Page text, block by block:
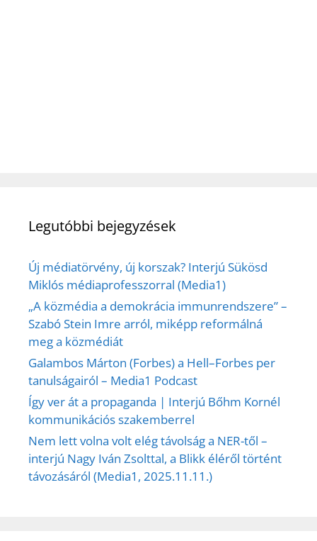
Legutóbbi bejegyzések
Új médiatörvény, új korszak? Interjú Sükösd
Miklós médiaprofesszorral (Media1)
„A közmédia a demokrácia immunrendszere” –
Szabó Stein Imre arról, miképp reformálná
meg a közmédiát
Galambos Márton (Forbes) a Hell–Forbes per
tanulságairól – Media1 Podcast
Így ver át a propaganda | Interjú Bőhm Kornél
kommunikációs szakemberrel
Nem lett volna volt elég távolság a NER-től –
interjú Nagy Iván Zsolttal, a Blikk éléről történt
távozásáról (Media1, 2025.11.11.)